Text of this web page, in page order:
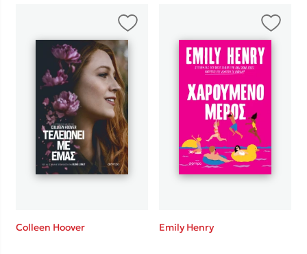
Colleen Hoover Emily Henry